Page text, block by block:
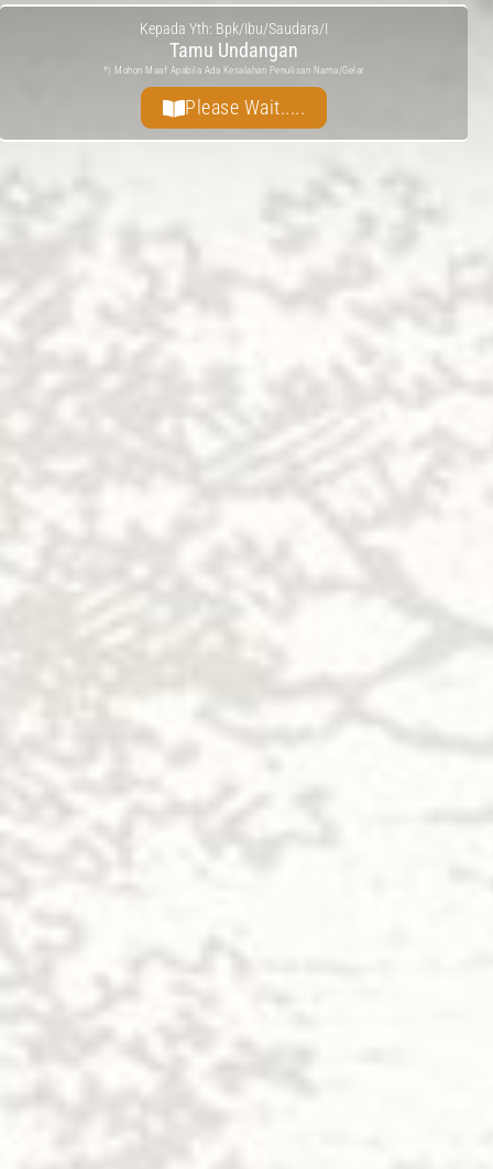
Kepada Yth: Bpk/Ibu/Saudara/I
Tamu Undangan
*) Mohon Maaf Apabila Ada Kesalahan Penulisan Nama/gelar
Please Wait.....